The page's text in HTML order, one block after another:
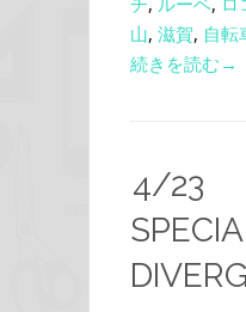
山, 滋賀, 自転
続きを読む→
4/23